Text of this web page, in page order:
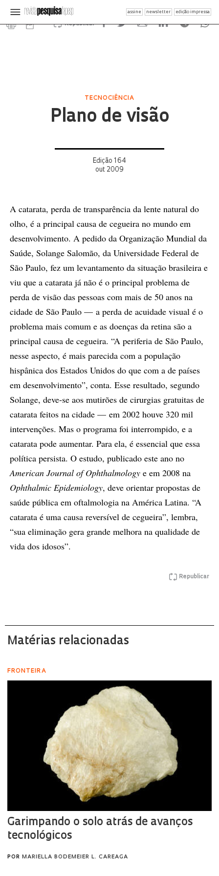
assine newsletter edição impressa
Republicar
TECNOCIÊNCIA
Plano de visão
Edição 164
out 2009
A catarata, perda de transparência da lente natural do
olho, é a principal causa de cegueira no mundo em
desenvolvimento. A pedido da Organização Mundial da
Saúde, Solange Salomão, da Universidade Federal de
São Paulo, fez um levantamento da situa­ção brasileira e
viu que a catarata já não é o principal problema de
perda de visão das pessoas com mais de 50 anos na
cidade de São Paulo — a perda de acuidade visual é o
problema mais comum e as doenças da retina são a
principal causa de cegueira. “A periferia de São Paulo,
nesse aspecto, é mais parecida com a população
hispânica dos Estados Unidos do que com a de países
em desenvolvimento”, conta. Esse resultado, segundo
Solange, deve-se aos mutirões de cirurgias gratuitas de
catarata feitos na cidade — em 2002 houve 320 mil
intervenções. Mas o programa foi interrompido, e a
catarata pode aumentar. Para ela, é essencial que essa
política persista. O estudo, publicado este ano no
American Journal of Ophthalmology e em 2008 na
Ophthalmic Epidemiology, deve orientar propostas de
saúde pública em oftalmologia na América Latina. “A
catarata é uma causa reversível de cegueira”, lembra,
“sua eliminação gera grande melhora na qualidade de
vida dos idosos”.
Republicar